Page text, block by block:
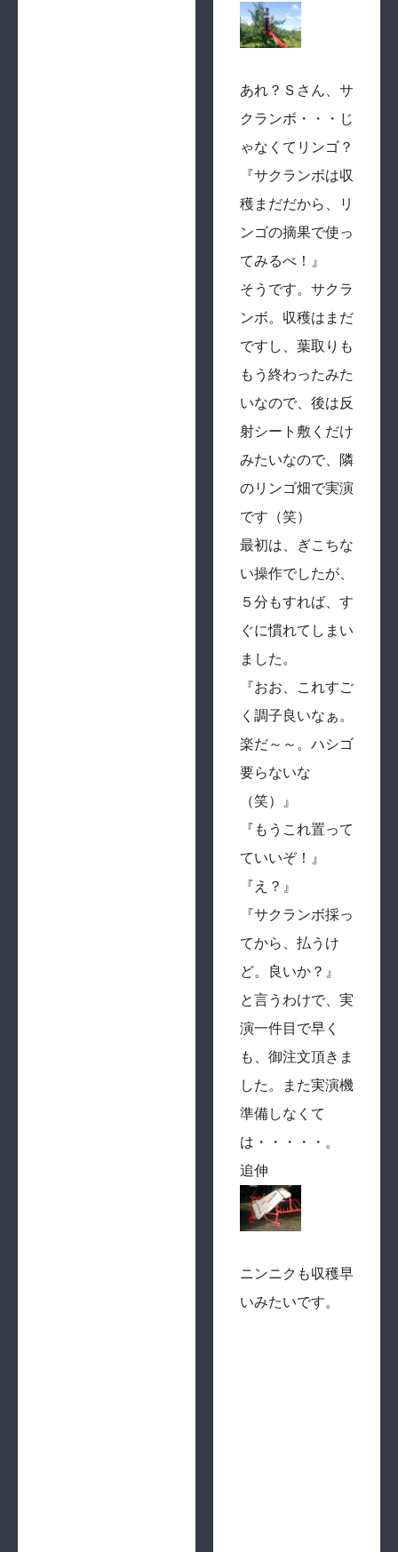
あれ？Ｓさん、サ
クランボ・・・じ
ゃなくてリンゴ？
『サクランボは収
穫まだだから、リ
ンゴの摘果で使っ
てみるべ！』
そうです。サクラ
ンボ。収穫はまだ
ですし、葉取りも
もう終わったみた
いなので、後は反
射シート敷くだけ
みたいなので、隣
のリンゴ畑で実演
です（笑）
最初は、ぎこちな
い操作でしたが、
５分もすれば、す
ぐに慣れてしまい
ました。
『おお、これすご
く調子良いなぁ。
楽だ～～。ハシゴ
要らないな
（笑）』
『もうこれ置って
ていいぞ！』
『え？』
『サクランボ採っ
てから、払うけ
ど。良いか？』
と言うわけで、実
演一件目で早く
も、御注文頂きま
した。また実演機
準備しなくて
は・・・・・。
追伸
ニンニクも収穫早
いみたいです。